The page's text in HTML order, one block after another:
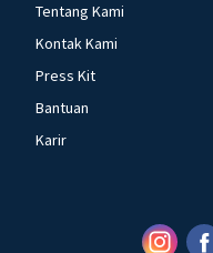
Tentang Kami
Kontak Kami
Press Kit
Bantuan
Karir